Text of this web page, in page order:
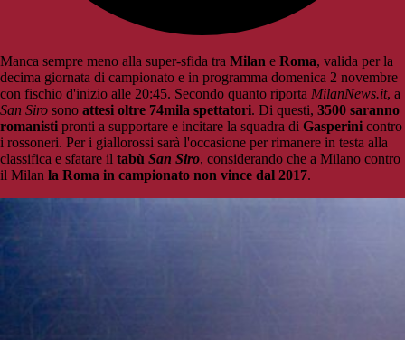
Manca sempre meno alla super-sfida tra Milan e Roma, valida per la
decima giornata di campionato e in programma domenica 2 novembre
con fischio d'inizio alle 20:45. Secondo quanto riporta MilanNews.it, a
San Siro sono attesi oltre 74mila spettatori. Di questi, 3500 saranno
romanisti pronti a supportare e incitare la squadra di Gasperini contro
i rossoneri. Per i giallorossi sarà l'occasione per rimanere in testa alla
classifica e sfatare il tabù San Siro, considerando che a Milano contro
il Milan la Roma in campionato non vince dal 2017.